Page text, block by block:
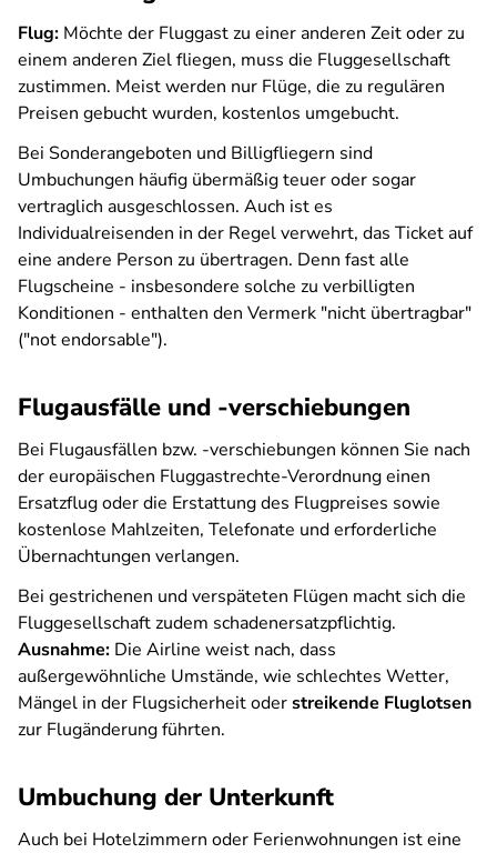
Flug: Möchte der Fluggast zu einer anderen Zeit oder zu
einem anderen Ziel fliegen, muss die Fluggesellschaft
zustimmen. Meist werden nur Flüge, die zu regulären
Preisen gebucht wurden, kostenlos umgebucht.
Bei Sonderangeboten und Billigfliegern sind
Umbuchungen häufig übermäßig teuer oder sogar
vertraglich ausgeschlossen. Auch ist es
Individualreisenden in der Regel verwehrt, das Ticket auf
eine andere Person zu übertragen. Denn fast alle
Flugscheine - insbesondere solche zu verbilligten
Konditionen - enthalten den Vermerk "nicht übertragbar"
("not endorsable").
Flugausfälle und -verschiebungen
Bei Flugausfällen bzw. -verschiebungen können Sie nach
der europäischen Fluggastrechte-Verordnung einen
Ersatzflug oder die Erstattung des Flugpreises sowie
kostenlose Mahlzeiten, Telefonate und erforderliche
Übernachtungen verlangen.
Bei gestrichenen und verspäteten Flügen macht sich die
Fluggesellschaft zudem schadenersatzpflichtig.
Ausnahme: Die Airline weist nach, dass
außergewöhnliche Umstände, wie schlechtes Wetter,
Mängel in der Flugsicherheit oderstreikende Fluglotsen
zur Flugänderung führten.
Umbuchung der Unterkunft
Auch bei Hotelzimmern oder Ferienwohnungen ist eine